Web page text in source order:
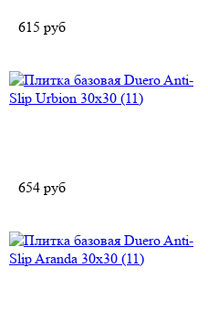
615 руб
654 руб